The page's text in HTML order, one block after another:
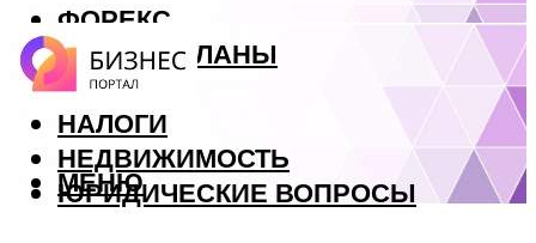
ФОРЕКС
БИЗНЕС ПЛАНЫ
КРЕДИТЫ
НАЛОГИ
НЕДВИЖИМОСТЬ
ЮРИДИЧЕСКИЕ ВОПРОСЫ
МЕНЮ